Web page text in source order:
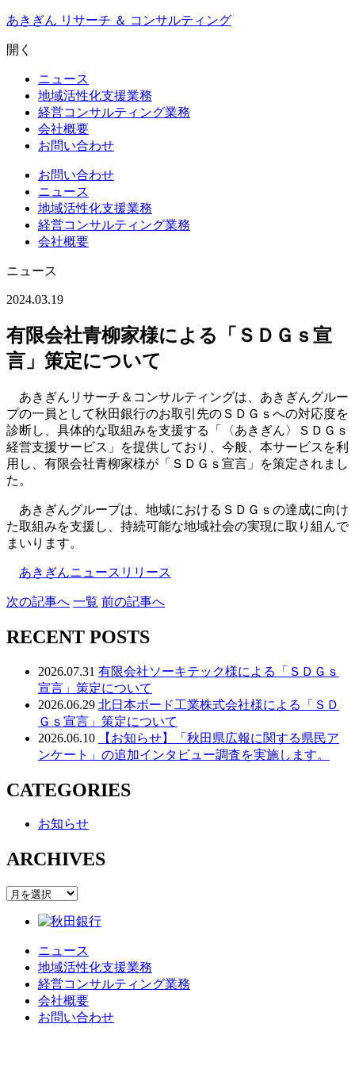
Skip
content
あきぎん リサーチ ＆ コンサルティング
開く
ニュース
地域活性化支援業務
経営コンサルティング業務
会社概要
お問い合わせ
お問い合わせ
ニュース
地域活性化支援業務
経営コンサルティング業務
会社概要
ニュース
2024.03.19
有限会社青柳家様による「ＳＤＧｓ宣
言」策定について
あきぎんリサーチ＆コンサルティングは、あきぎんグルー
プの一員として秋田銀行のお取引先のＳＤＧｓへの対応度を
診断し、具体的な取組みを支援する「〈あきぎん〉ＳＤＧｓ
経営支援サービス」を提供しており、今般、本サービスを利
用し、有限会社青柳家様が「ＳＤＧｓ宣言」を策定されまし
た。
あきぎんグループは、地域におけるＳＤＧｓの達成に向け
た取組みを支援し、持続可能な地域社会の実現に取り組んで
まいります。
あきぎんニュースリリース
次の記事へ 一覧 前の記事へ
RECENT POSTS
2026.07.31 有限会社ソーキテック様による「ＳＤＧｓ
宣言」策定について
2026.06.29 北日本ボード工業株式会社様による「ＳＤ
Ｇｓ宣言」策定について
2026.06.10
【お知らせ】「秋田県広報に関する県民ア
ンケート」の追加インタビュー調査を実施します。
CATEGORIES
お知らせ
ARCHIVES
ARCHIVES
ニュース
地域活性化支援業務
経営コンサルティング業務
会社概要
お問い合わせ